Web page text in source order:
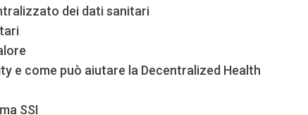
dei dati sanitari
e come può aiutare la Decentralized Health
SSI